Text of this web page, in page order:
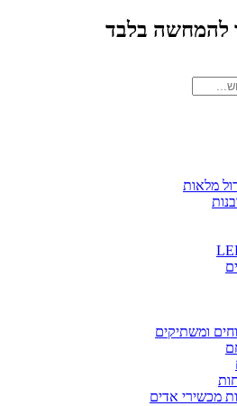
להמחשה בלבד
מלאות
ומשתיקים
מכשירי אדים